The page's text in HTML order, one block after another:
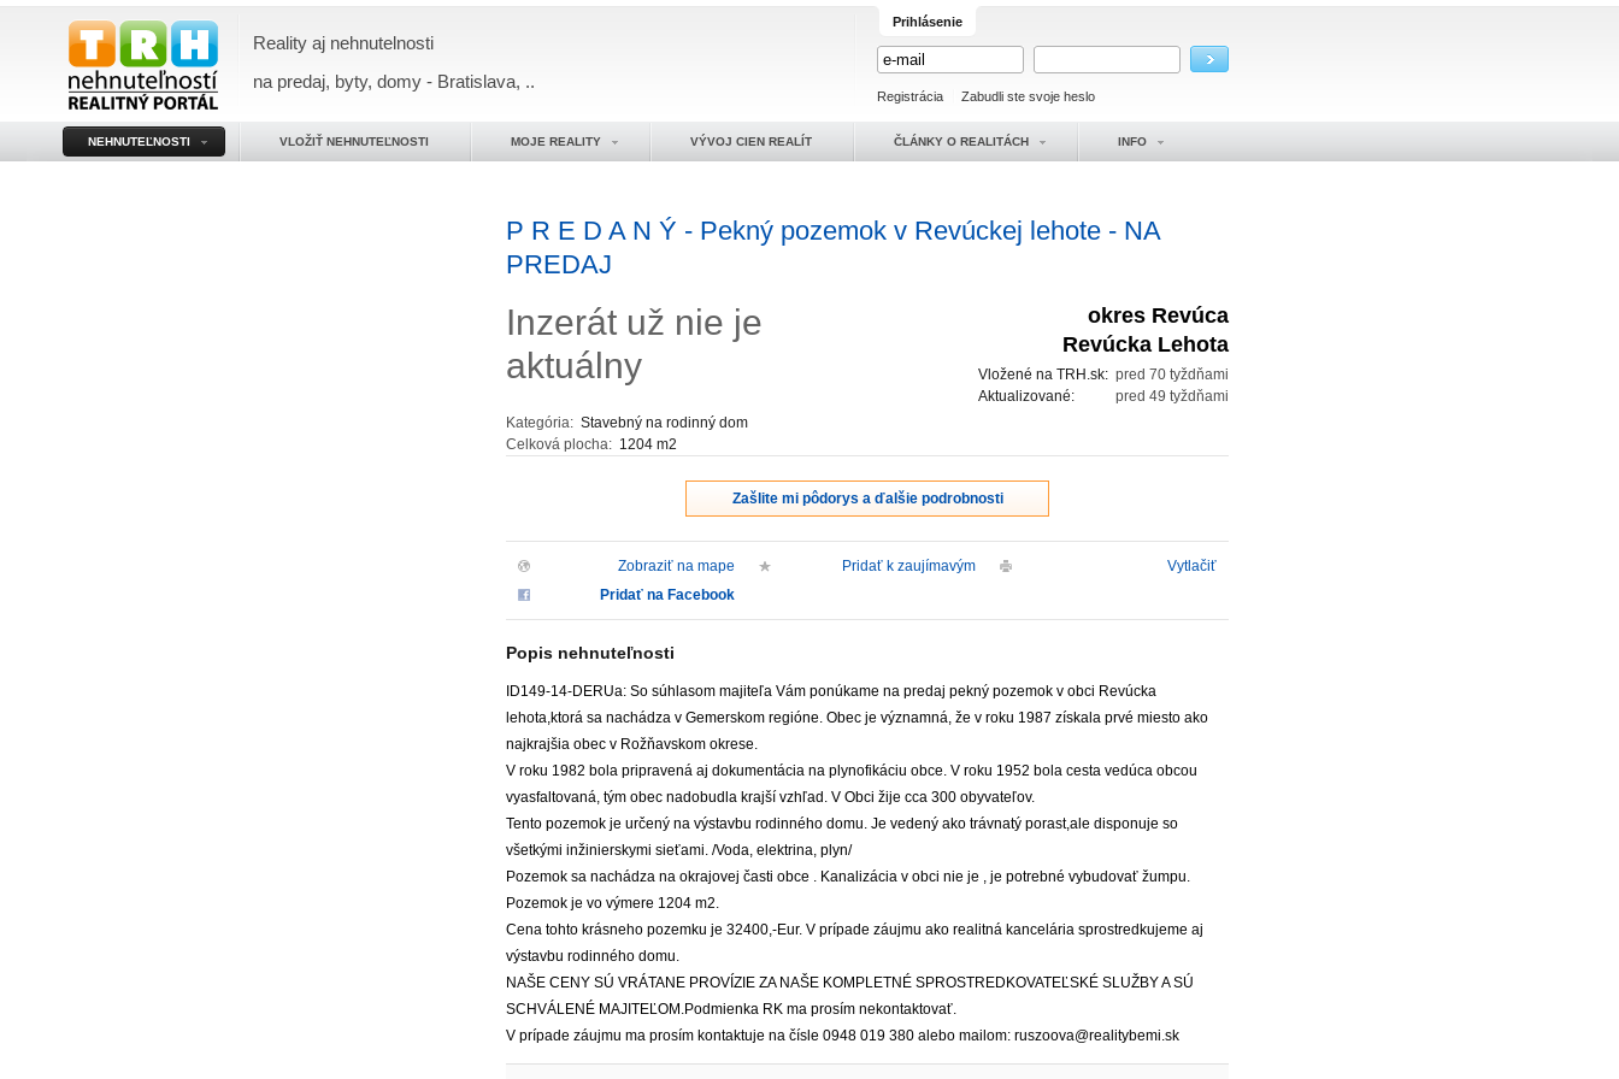
Reality aj nehnutelnosti
na predaj, byty, domy - Bratislava, ..
Prihlásenie
Registrácia Zabudli ste svoje heslo
NEHNUTEĽNOSTI VLOŽIŤ NEHNUTEĽNOSTI MOJE REALITY VÝVOJ CIEN REALÍT ČLÁNKY O REALITÁCH INFO
P R E D A N Ý - Pekný pozemok v Revúckej lehote - NA
PREDAJ
Inzerát už nie je
aktuálny
Kategória: Stavebný na rodinný dom
Celková plocha: 1204 m2
okres Revúca
Revúcka Lehota
pred 70 tyždňami
Vložené na TRH.sk:
pred 49 tyždňami
Aktualizované:
Zašlite mi pôdorys a ďalšie podrobnosti
Zobraziť na mape Pridať k zaujímavým
Vytlačiť
Pridať na Facebook
Popis nehnuteľnosti
ID149-14-DERUa: So súhlasom majiteľa Vám ponúkame na predaj pekný pozemok v obci Revúcka
lehota,ktorá sa nachádza v Gemerskom regióne. Obec je významná, že v roku 1987 získala prvé miesto ako
najkrajšia obec v Rožňavskom okrese.
V roku 1982 bola pripravená aj dokumentácia na plynofikáciu obce. V roku 1952 bola cesta vedúca obcou
vyasfaltovaná, tým obec nadobudla krajší vzhľad. V Obci žije cca 300 obyvateľov.
Tento pozemok je určený na výstavbu rodinného domu. Je vedený ako trávnatý porast,ale disponuje so
všetkými inžinierskymi sieťami. /Voda, elektrina, plyn/
Pozemok sa nachádza na okrajovej časti obce . Kanalizácia v obci nie je , je potrebné vybudovať žumpu.
Pozemok je vo výmere 1204 m2.
Cena tohto krásneho pozemku je 32400,-Eur. V prípade záujmu ako realitná kancelária sprostredkujeme aj
výstavbu rodinného domu.
NAŠE CENY SÚ VRÁTANE PROVÍZIE ZA NAŠE KOMPLETNÉ SPROSTREDKOVATEĽSKÉ SLUŽBY A SÚ
SCHVÁLENÉ MAJITEĽOM.Podmienka RK ma prosím nekontaktovať.
V prípade záujmu ma prosím kontaktuje na čísle 0948 019 380 alebo mailom: ruszoova@realitybemi.sk